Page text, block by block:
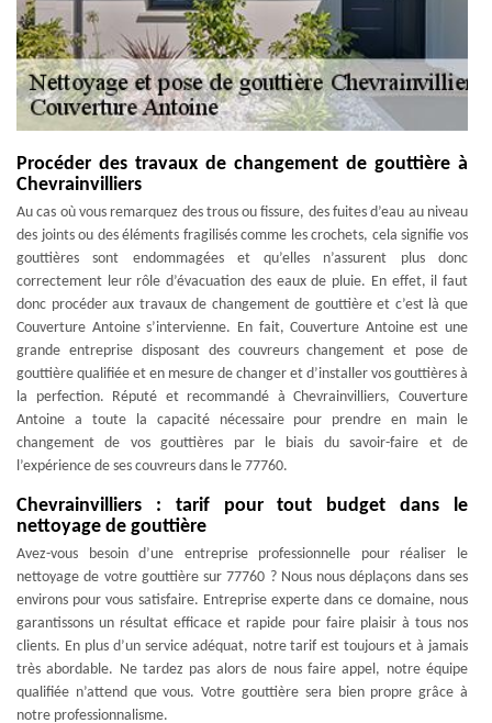
Procéder des travaux de changement de gouttière à
Chevrainvilliers
Au cas où vous remarquez des trous ou fissure, des fuites d’eau au niveau
des joints ou des éléments fragilisés comme les crochets, cela signifie vos
gouttières sont endommagées et qu’elles n’assurent plus donc
correctement leur rôle d’évacuation des eaux de pluie. En effet, il faut
donc procéder aux travaux de changement de gouttière et c’est là que
Couverture Antoine s’intervienne. En fait, Couverture Antoine est une
grande entreprise disposant des couvreurs changement et pose de
gouttière qualifiée et en mesure de changer et d’installer vos gouttières à
la perfection. Réputé et recommandé à Chevrainvilliers, Couverture
Antoine a toute la capacité nécessaire pour prendre en main le
changement de vos gouttières par le biais du savoir-faire et de
l’expérience de ses couvreurs dans le 77760.
Chevrainvilliers : tarif pour tout budget dans le
nettoyage de gouttière
Avez-vous besoin d’une entreprise professionnelle pour réaliser le
nettoyage de votre gouttière sur 77760 ? Nous nous déplaçons dans ses
environs pour vous satisfaire. Entreprise experte dans ce domaine, nous
garantissons un résultat efficace et rapide pour faire plaisir à tous nos
clients. En plus d’un service adéquat, notre tarif est toujours et à jamais
très abordable. Ne tardez pas alors de nous faire appel, notre équipe
qualifiée n’attend que vous. Votre gouttière sera bien propre grâce à
notre professionnalisme.